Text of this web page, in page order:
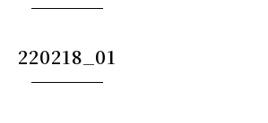
220218_01